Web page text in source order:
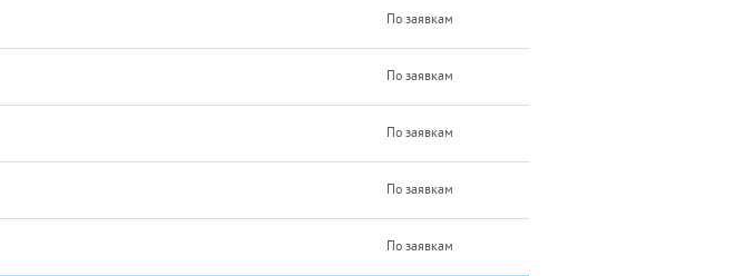
По заявкам
По заявкам
По заявкам
По заявкам
По заявкам